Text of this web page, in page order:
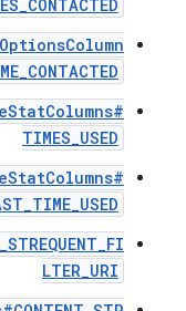
TIMES_USED
LTER_URI